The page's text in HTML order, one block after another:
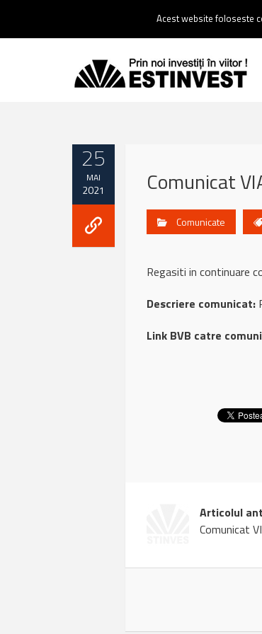
0237 238 900 |Email :
25
MAI
2021 Comunicat
Comunicate
Regasiti in continuare
Descriere comunicat:
Link BVB catre
Articolul
Comunicat
Acest website foloseste